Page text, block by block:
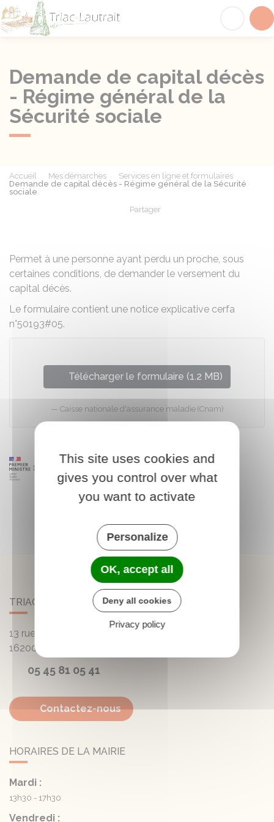
Demande de capital décès
- Régime général de la
Sécurité sociale
Accueil Mes démarches
Services en ligne et formulaires
Demande de capital décès - Régime général de la Sécurité
sociale
Partager
Permet à une personne ayant perdu un proche, sous
certaines conditions, de demander le versement du
capital décès.
Le formulaire contient une notice explicative cerfa
n°50193#05.
Télécharger le formulaire (1.2 MB)
Caisse nationale d'assurance maladie (Cnam)
TRIAC-LAUTRAIT
13 rue de la Mairie - Lautrait
16200
05 45 81 05 41
Contactez-nous
HORAIRES DE LA MAIRIE
Mardi :
13h30 - 17h30
Vendredi :
This site uses cookies and
gives you control over what
you want to activate
Personalize
OK, accept all
Deny all cookies
Privacy policy